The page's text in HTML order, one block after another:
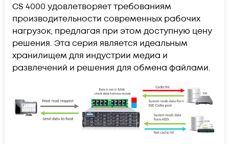
CS 4000 удовлетворяет требованиям
производительности современных рабочих
нагрузок, предлагая при этом доступную цену
решения. Эта серия является идеальным
хранилищем для индустрии медиа и
развлечений и решения для обмена файлами.